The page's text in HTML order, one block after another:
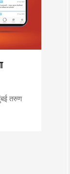
तरुण